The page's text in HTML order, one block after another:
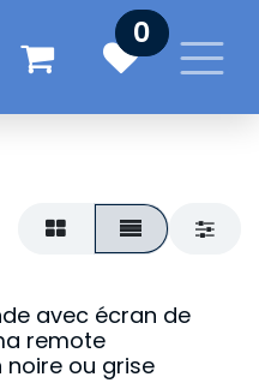
0
avec écran de
remote
noire ou grise